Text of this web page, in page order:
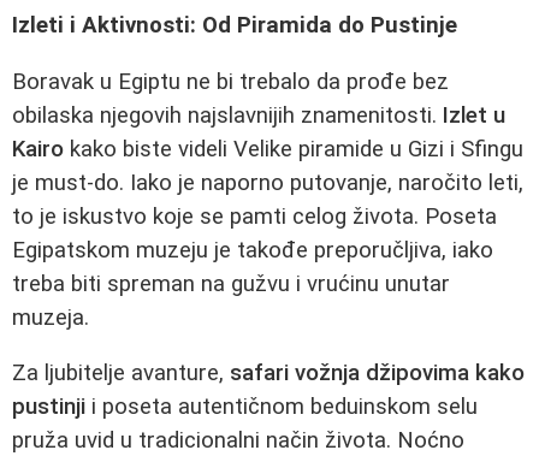
Izleti i Aktivnosti: Od Piramida do Pustinje
Boravak u Egiptu ne bi trebalo da prođe bez
obilaska njegovih najslavnijih znamenitosti. Izlet u
Kairo kako biste videli Velike piramide u Gizi i Sfingu
je must-do. Iako je naporno putovanje, naročito leti,
to je iskustvo koje se pamti celog života. Poseta
Egipatskom muzeju je takođe preporučljiva, iako
treba biti spreman na gužvu i vrućinu unutar
muzeja.
Za ljubitelje avanture, safari vožnja džipovima kako
pustinji i poseta autentičnom beduinskom selu
pruža uvid u tradicionalni način života. Noćno